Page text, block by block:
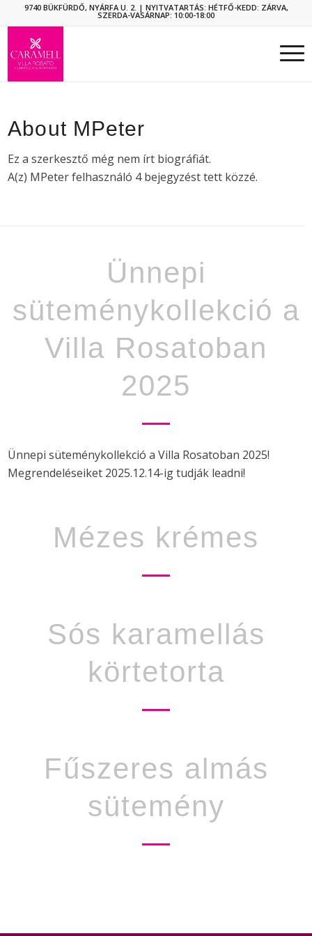
9740 BÜKFÜRDŐ, NYÁRFA U. 2. | NYITVATARTÁS: HÉTFŐ-KEDD: ZÁRVA,
SZERDA-VASÁRNAP: 10:00-18:00
About MPeter
Ez a szerkesztő még nem írt biográfiát.
A(z) MPeterfelhasználó 4 bejegyzést tett közzé.
Ünnepi
süteménykollekció a
Villa Rosatoban
2025
Ünnepi süteménykollekció a Villa Rosatoban 2025!
Megrendeléseiket 2025.12.14-ig tudják leadni!
Mézes krémes
Sós karamellás
körtetorta
Fűszeres almás
sütemény